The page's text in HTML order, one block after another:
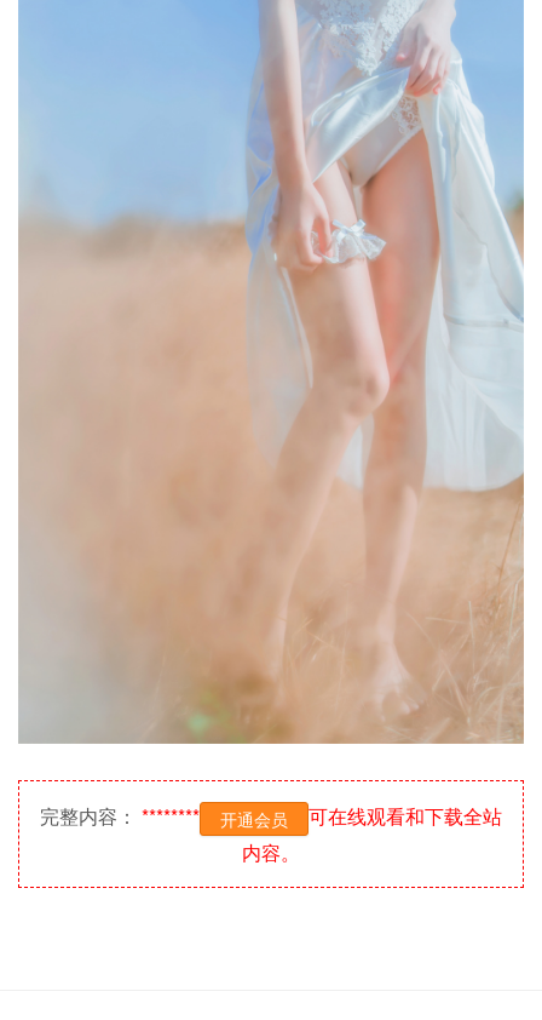
完整内容： ******** 开通会员
可在线观看和下载全站
内容。